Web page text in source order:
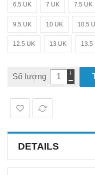
6.5 UK 7 UK 7.5 UK
9.5 UK 10 UK 10.5
12.5 UK 13 UK 13.5
Số lượng
DETAILS